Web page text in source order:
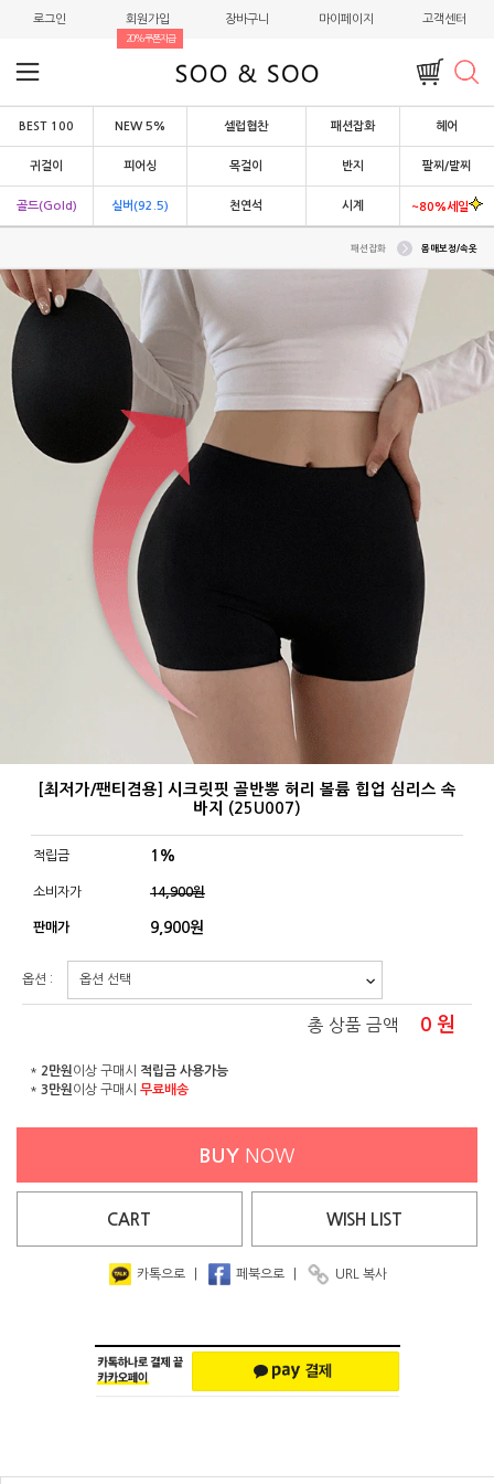
로그인 회원가입
20%쿠폰지급
장바구니 마이페이지 고객센터
BEST 100 NEW 5% 셀럽협찬 패션잡화 헤어
귀걸이 피어싱 목걸이 반지 팔찌/발찌
골드(Gold) 실버(92.5) 천연석 시계 ~80%세일
패션잡화 몸매보정/속옷
[최저가/팬티겸용] 시크릿핏 골반뽕 허리 볼륨 힙업 심리스 속
바지 (25U007)
적립금 1%
소비자가 14,900원
판매가 9,900원
옵션 :
총 상품 금액 0 원
* 2만원 이상 구매시 적립금 사용가능
* 3만원 이상 구매시 무료배송
BUY NOW
CART WISH LIST
카톡으로 페북으로 URL 복사